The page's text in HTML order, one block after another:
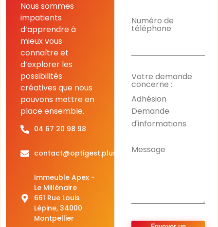
Nous sommes
impatients
d’apprendre à
mieux vous
connaître et
d’explorer les
possibilités
créatives que nous
pouvons mettre en
place ensemble.
04 67 20 98 98
contact@optigest.plus
Immeuble Apex -
Le Millénaire
661 Rue Louis
Lépine, 34000
Montpellier
Numéro de
téléphone
Votre demande
concerne :
Adhésion
Demande
d'informations
Message